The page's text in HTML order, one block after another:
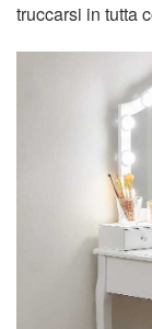
truccarsi in tutta